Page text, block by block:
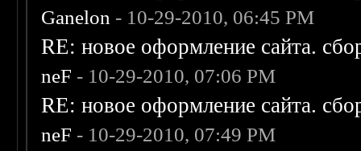
Ganelon - 10-29-2010, 06:45 PM
RE: новое оформление сайта.
neF - 10-29-2010, 07:06 PM
RE: новое оформление сайта.
neF - 10-29-2010, 07:49 PM